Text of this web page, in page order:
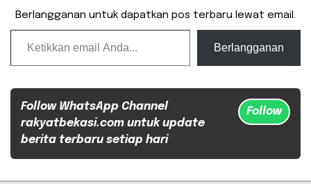
Berlangganan untuk dapatkan pos terbaru lewat email.
Ketikkan email Anda...
Berlangganan
Follow WhatsApp Channel
rakyatbekasi.com untuk update
berita terbaru setiap hari
Follow